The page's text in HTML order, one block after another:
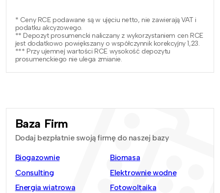
* Ceny RCE podawane są w ujęciu netto, nie zawierają VAT i
podatku akcyzowego.
** Depozyt prosumencki naliczany z wykorzystaniem cen RCE
jest dodatkowo powiększany o współczynnik korekcyjny 1,23.
*** Przy ujemnej wartości RCE wysokość depozytu
prosumenckiego nie ulega zmianie.
Baza Firm
Dodaj bezpłatnie swoją firmę do naszej bazy
Biogazownie
Biomasa
Consulting
Elektrownie wodne
Energia wiatrowa
Fotowoltaika